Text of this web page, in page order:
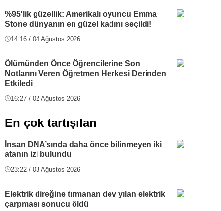
%95'lik güzellik: Amerikalı oyuncu Emma
Stone dünyanın en güzel kadını seçildi!
14:16 / 04 Ağustos 2026
Ölümünden Önce Öğrencilerine Son
Notlarını Veren Öğretmen Herkesi Derinden
Etkiledi
16:27 / 02 Ağustos 2026
En çok tartışılan
İnsan DNA’sında daha önce bilinmeyen iki
atanın izi bulundu
23:22 / 03 Ağustos 2026
Elektrik direğine tırmanan dev yılan elektrik
çarpması sonucu öldü